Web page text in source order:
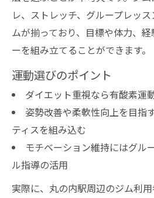
レ、ストレッチ、グループレッ
ムが揃っており、目標や体力、
ーを組み立てることができます。
運動選びのポイント
ダイエット重視なら有酸素運
姿勢改善や柔軟性向上を目指
ティスを組み込む
モチベーション維持にはグル
ル指導の活用
実際に、丸の内駅周辺のジム利